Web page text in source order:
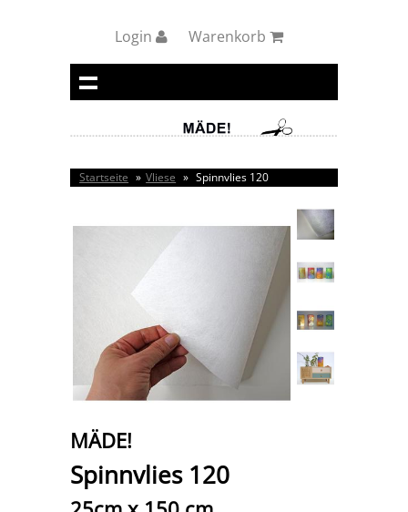
Login Warenkorb
Startseite » Vliese » Spinnvlies 120
MÄDE!
Spinnvlies 120